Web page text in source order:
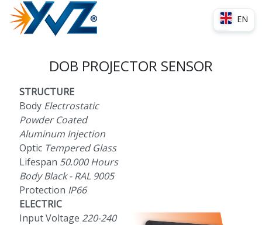
EN
DOB PROJECTOR SENSOR
STRUCTURE
Body Electrostatic
Powder Coated
Aluminum Injection
Optic Tempered Glass
Lifespan 50.000 Hours
Body Black - RAL 9005
Protection IP66
ELECTRIC
Input Voltage 220-240